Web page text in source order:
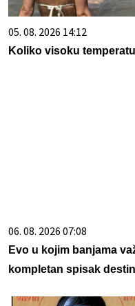
05. 08. 2026 14:12
Koliko visoku
06. 08. 2026 07:08
Evo u kojim banjama
kompletan spisak